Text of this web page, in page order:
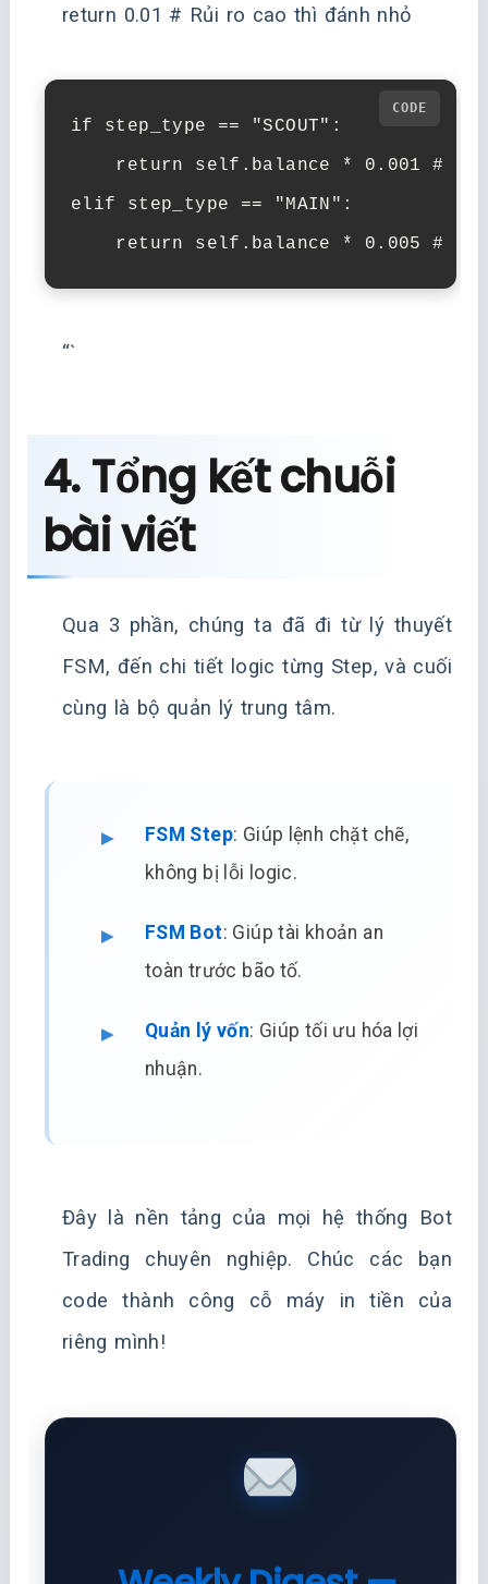
return 0.01 # Rủi ro cao thì đánh nhỏ
if step_type == "SCOUT":
return self.balance * 0.001 #
elif step_type == "MAIN":
“`
4. Tổng kết chuỗi
bài viết
Qua 3 phần, chúng ta đã đi từ lý thuyết
FSM, đến chi tiết logic từng Step, và cuối
cùng là bộ quản lý trung tâm.
FSM Step: Giúp lệnh chặt chẽ,
không bị lỗi logic.
FSM Bot: Giúp tài khoản an
toàn trước bão tố.
Quản lý vốn: Giúp tối ưu hóa lợi
nhuận.
Đây là nền tảng của mọi hệ thống Bot
Trading chuyên nghiệp. Chúc các bạn
code thành công cỗ máy in tiền của
riêng mình!